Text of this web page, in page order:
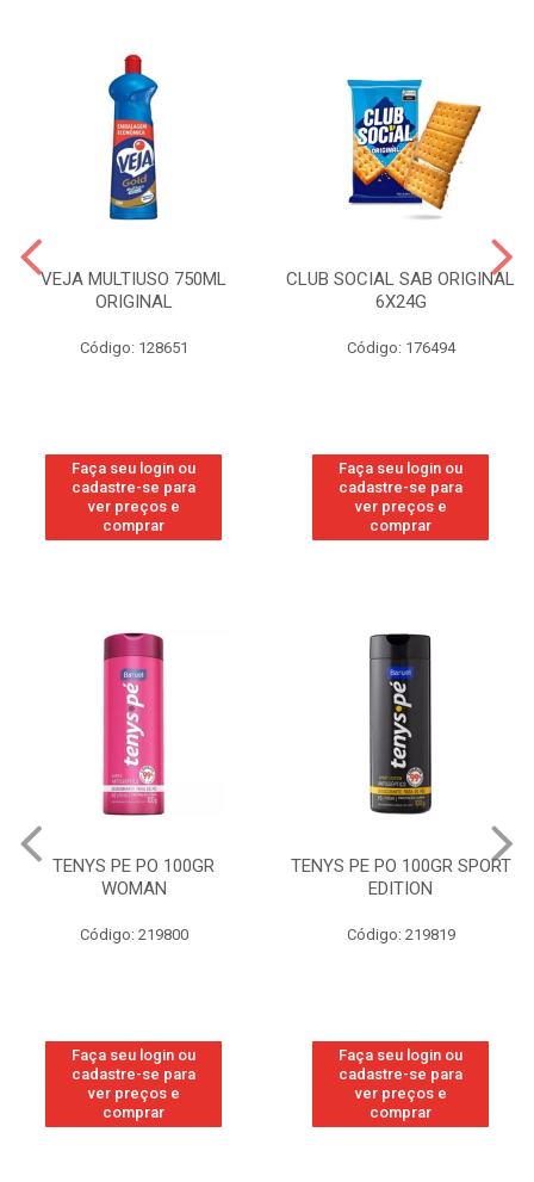
VEJA MULTIUSO 750ML
ORIGINAL
Código: 128651
Faça seu login ou
cadastre-se para
ver preços e
comprar
CLUB SOCIAL SAB ORIGINAL
6X24G
Código: 176494
Faça seu login ou
cadastre-se para
ver preços e
comprar
TENYS PE PO 100GR
WOMAN
Código: 219800
Faça seu login ou
cadastre-se para
ver preços e
comprar
TENYS PE PO 100GR SPORT
EDITION
Código: 219819
Faça seu login ou
cadastre-se para
ver preços e
comprar